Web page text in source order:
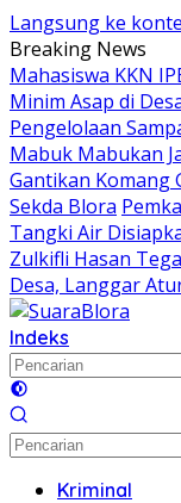
Langsung ke
Breaking News
Mahasiswa KKN
Minim Asap di
Pengelolaan
Mabuk Mabukan
Gantikan Komang
Sekda Blora
Tangki Air
Zulkifli Hasan
Desa, Langgar
Indeks
Kriminal